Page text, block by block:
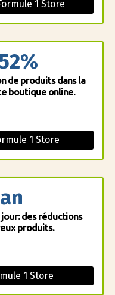
1 Store
de produits dans la
boutique online.
1 Store
des réductions
produits.
1 Store